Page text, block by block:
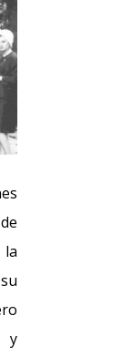
la
y